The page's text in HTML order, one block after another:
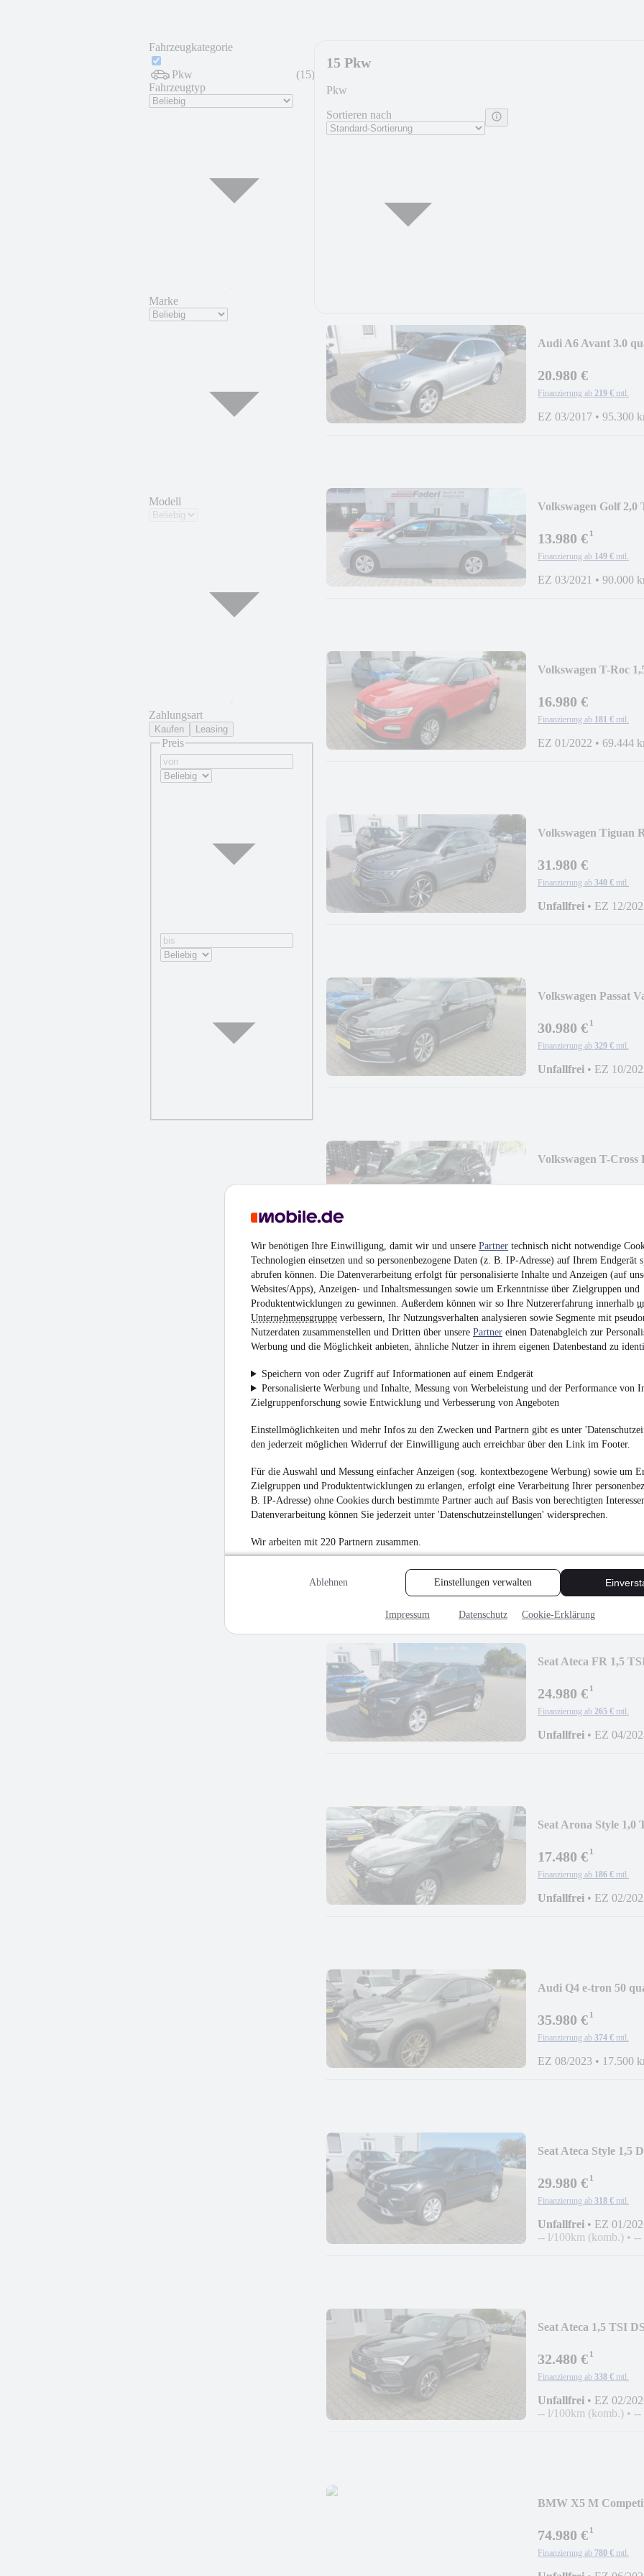
Wir benötigen Ihre Einwilligung, damit wir und unsere Partner technisch nicht notwendige
Technologien einsetzen und so personenbezogene Daten (z. B. IP-Adresse) auf Ihrem Endgerät
abrufen können. Die Datenverarbeitung erfolgt für personalisierte Inhalte und Anzeigen (auf
Websites/Apps), Anzeigen- und Inhaltsmessungen sowie um Erkenntnisse über Zielgruppen und
Produktentwicklungen zu gewinnen. Außerdem können wir so Ihre Nutzererfahrung innerhalb
Unternehmensgruppe verbessern, Ihr Nutzungsverhalten analysieren sowie Segmente mit
Nutzerdaten zusammenstellen und Dritten über unsere Partner einen Datenabgleich zur
Werbung und die Möglichkeit anbieten, ähnliche Nutzer in ihrem eigenen Datenbestand zu
Speichern von oder Zugriff auf Informationen auf einem Endgerät
Personalisierte Werbung und Inhalte, Messung von Werbeleistung und der Performance von
Zielgruppenforschung sowie Entwicklung und Verbesserung von Angeboten
Einstellmöglichkeiten und mehr Infos zu den Zwecken und Partnern gibt es unter
den jederzeit möglichen Widerruf der Einwilligung auch erreichbar über den Link im Footer.
Für die Auswahl und Messung einfacher Anzeigen (sog. kontextbezogene Werbung) sowie um
Zielgruppen und Produktentwicklungen zu erlangen, erfolgt eine Verarbeitung Ihrer
B. IP-Adresse) ohne Cookies durch bestimmte Partner auch auf Basis von berechtigten
Datenverarbeitung können Sie jederzeit unter 'Datenschutzeinstellungen' widersprechen.
Wir arbeiten mit 220 Partnern zusammen.
Ablehnen Einstellungen verwalten
Impressum Datenschutz Cookie-Erklärung
Fahrzeugkategorie
Pkw (15)
Fahrzeugtyp
Marke
Modell
Zahlungsart
Kaufen Leasing
Preis
15 Pkw
Pkw
Sortieren nach
Audi A6 Avant 3.0
20.980 €
Finanzierung ab 219 € mtl.
EZ 03/2017 • 95.300
Volkswagen Golf
13.980 €¹
Finanzierung ab 149 € mtl.
EZ 03/2021 • 90.000
Volkswagen T-Roc
16.980 €
Finanzierung ab 181 € mtl.
EZ 01/2022 • 69.444
Volkswagen Tiguan
31.980 €
Finanzierung ab 340 € mtl.
Unfallfrei • EZ 12/
Volkswagen Passat
30.980 €¹
Finanzierung ab 329 € mtl.
Unfallfrei • EZ 10/
Volkswagen T-
36.000 km•81 kW
Volkswagen Polo
DSG/LED/NAV/
Finanzierung ab 229 € mtl.
Unfallfrei
Seat Arona 1.0 TSI
EZ 02/2024•17.300
Seat Ateca FR 1,5
24.980 €¹
Finanzierung ab 265 € mtl.
Unfallfrei • EZ 04/
Seat Arona Style
17.480 €¹
Finanzierung ab 186 € mtl.
Unfallfrei • EZ 02/
Audi Q4 e-tron 50
35.980 €¹
Finanzierung ab 374 € mtl.
EZ 08/2023 • 17.500
Seat Ateca Style
29.980 €¹
Finanzierung ab 318 € mtl.
Unfallfrei • EZ 01/
-- l/100km (komb.) • --
Seat Ateca 1,5 TSI
32.480 €¹
Finanzierung ab 338 € mtl.
Unfallfrei • EZ 02/
-- l/100km (komb.) • --
BMW X5 M
74.980 €¹
Finanzierung ab 780 € mtl.